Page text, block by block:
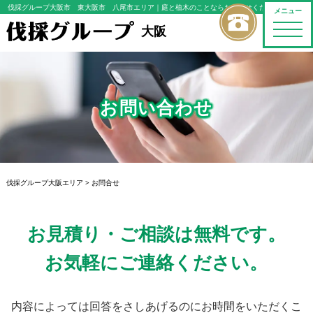
メニュー
toggle
伐採グループ大阪市 東大阪市 八尾市エリア ｜庭と植木のことならおまかせください
大阪
お問い合わせ
伐採グループ大阪エリア > お問合せ
お見積り・ご相談は無料です。
お気軽にご連絡ください。
内容によっては回答をさしあげるのにお時間をいただくこ